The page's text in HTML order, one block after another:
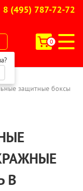
8 (495) 787-72-72
0
?
защитные боксы
В